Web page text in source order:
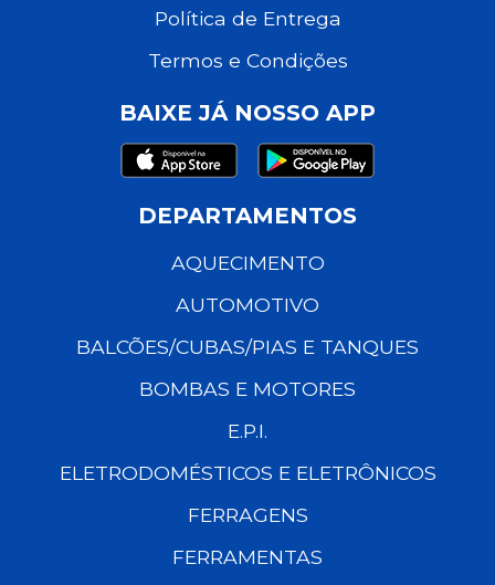
Política de Entrega
Termos e Condições
BAIXE JÁ NOSSO APP
DEPARTAMENTOS
AQUECIMENTO
AUTOMOTIVO
BALCÕES/CUBAS/PIAS E TANQUES
BOMBAS E MOTORES
E.P.I.
ELETRODOMÉSTICOS E ELETRÔNICOS
FERRAGENS
FERRAMENTAS